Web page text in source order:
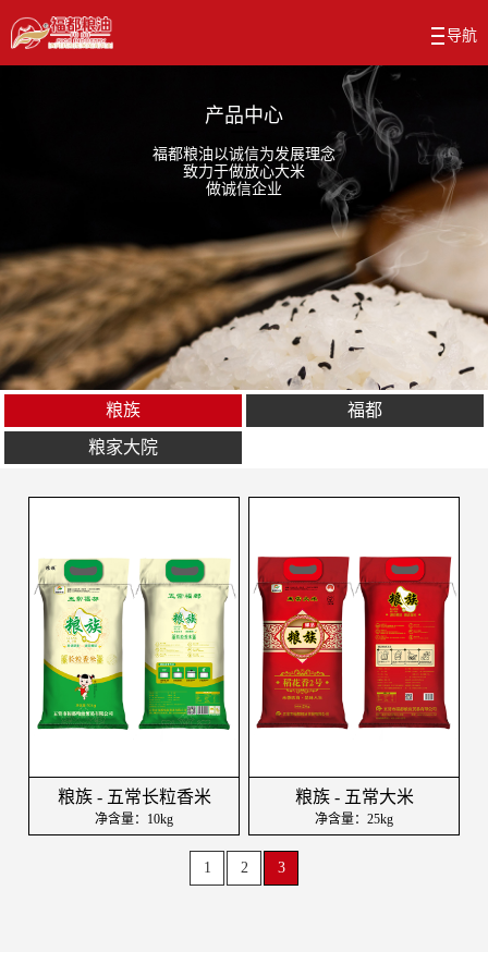
产品中心
福都粮油以诚信为发展理念
致力于做放心大米
做诚信企业
粮族
福都
粮家大院
粮族 - 五常长粒香米
净含量：10kg
粮族 - 五常大米
净含量：25kg
1 2 3